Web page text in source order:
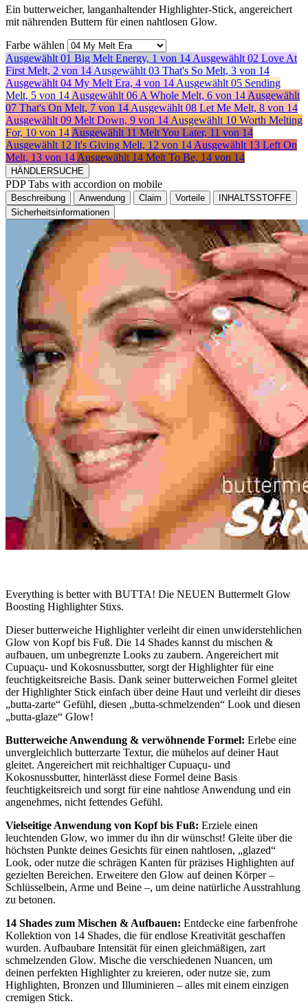
Ein butterweicher, langanhaltender Highlighter-Stick, angereichert
mit nährenden Buttern für einen nahtlosen Glow.
Farbe wählen
Ausgewählt 01 Big Melt Energy, 1 von 14 Ausgewählt 02 Love At
First Melt, 2 von 14 Ausgewählt 03 That's So Melt, 3 von 14
Ausgewählt 04 My Melt Era, 4 von 14 Ausgewählt 05 Sending
Melt, 5 von 14 Ausgewählt 06 A Whole Melt, 6 von 14 Ausgewählt
07 That's On Melt, 7 von 14 Ausgewählt 08 Let Me Melt, 8 von 14
Ausgewählt 09 Melt Down, 9 von 14 Ausgewählt 10 Worth Melting
For, 10 von 14 Ausgewählt 11 Melt You Later, 11 von 14
Ausgewählt 12 It's Giving Melt, 12 von 14 Ausgewählt 13 Left On
Melt, 13 von 14 Ausgewählt 14 Melt To Be, 14 von 14
HÄNDLERSUCHE
PDP Tabs with accordion on mobile
Beschreibung Anwendung Claim Vorteile
INHALTSSTOFFE
Sicherheitsinformationen
Everything is better with BUTTA! Die NEUEN Buttermelt Glow
Boosting Highlighter Stixs.
Dieser butterweiche Highlighter verleiht dir einen unwiderstehlichen
Glow von Kopf bis Fuß. Die 14 Shades kannst du mischen &
aufbauen, um unbegrenzte Looks zu zaubern. Angereichert mit
Cupuaçu- und Kokosnussbutter, sorgt der Highlighter für eine
feuchtigkeitsreiche Basis. Dank seiner butterweichen Formel gleitet
der Highlighter Stick einfach über deine Haut und verleiht dir dieses
„butta-zarte“ Gefühl, diesen „butta-schmelzenden“ Look und diesen
„butta-glaze“ Glow!
Butterweiche Anwendung & verwöhnende Formel: Erlebe eine
unvergleichlich butterzarte Textur, die mühelos auf deiner Haut
gleitet. Angereichert mit reichhaltiger Cupuaçu- und
Kokosnussbutter, hinterlässt diese Formel deine Basis
feuchtigkeitsreich und sorgt für eine nahtlose Anwendung und ein
angenehmes, nicht fettendes Gefühl.
Vielseitige Anwendung von Kopf bis Fuß: Erziele einen
leuchtenden Glow, wo immer du ihn dir wünschst! Gleite über die
höchsten Punkte deines Gesichts für einen nahtlosen, „glazed“
Look, oder nutze die schrägen Kanten für präzises Highlighten auf
gezielten Bereichen. Erweitere den Glow auf deinen Körper –
Schlüsselbein, Arme und Beine –, um deine natürliche Ausstrahlung
zu betonen.
14 Shades zum Mischen & Aufbauen: Entdecke eine farbenfrohe
Kollektion von 14 Shades, die für endlose Kreativität geschaffen
wurden. Aufbaubare Intensität für einen gleichmäßigen, zart
schmelzenden Glow. Mische die verschiedenen Nuancen, um
deinen perfekten Highlighter zu kreieren, oder nutze sie, zum
Highlighten, Bronzen und Illuminieren – alles mit einem einzigen
cremigen Stick.